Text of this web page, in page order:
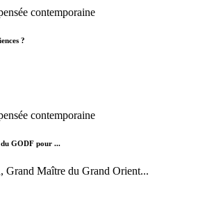
contemporaine
?
contemporaine
du GODF pour ...
Grand Maître du Grand Orient...